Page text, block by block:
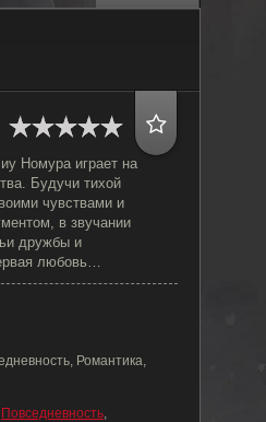
Номура играет на
Будучи тихой
чувствами и
в звучании
дружбы и
любовь…
Романтика,
Повседневность,